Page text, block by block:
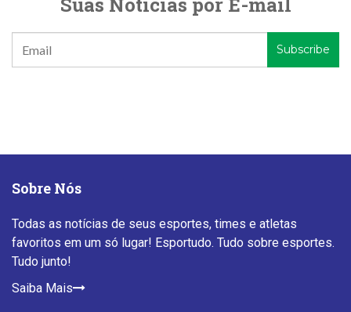
Sobre Nós
Todas as notícias de seus esportes, times e atletas
favoritos em um só lugar! Esportudo. Tudo sobre esportes.
Tudo junto!
Saiba Mais